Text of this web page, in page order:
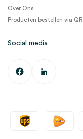
Over Ons
Producten bestellen via
Social media